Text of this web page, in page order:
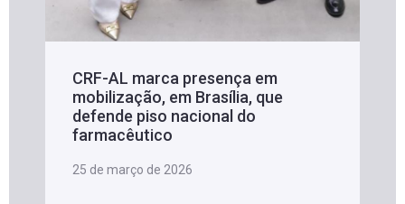
CRF-AL marca presença em
mobilização, em Brasília, que
defende piso nacional do
farmacêutico
25 de março de 2026